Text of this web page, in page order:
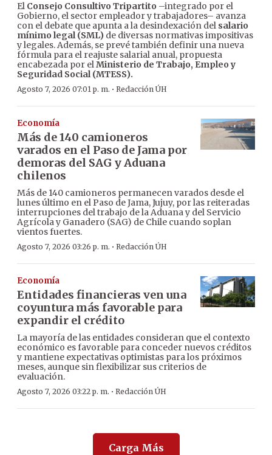
El Consejo Consultivo Tripartito –integrado por el
Gobierno, el sector empleador y trabajadores– avanza
con el debate que apunta a la desindexación del salario
mínimo legal (SML) de diversas normativas impositivas
y legales. Además, se prevé también definir una nueva
fórmula para el reajuste salarial anual, propuesta
encabezada por elMinisterio de Trabajo, Empleo y
Seguridad Social (MTESS).
Agosto 7, 2026 07:01 p. m. · Redacción ÚH
Economía
Más de 140 camioneros
varados en el Paso de Jama por
demoras del SAG y Aduana
chilenos
Más de 140 camioneros permanecen varados desde el
lunes último en el Paso de Jama, Jujuy, por las reiteradas
interrupciones del trabajo de la Aduana y del Servicio
Agrícola y Ganadero (SAG) de Chile cuando soplan
vientos fuertes.
Agosto 7, 2026 03:26 p. m. · Redacción ÚH
Economía
Entidades financieras ven una
coyuntura más favorable para
expandir el crédito
La mayoría de las entidades consideran que el contexto
económico es favorable para conceder nuevos créditos
y mantiene expectativas optimistas para los próximos
meses, aunque sin flexibilizar sus criterios de
evaluación.
Agosto 7, 2026 03:22 p. m. · Redacción ÚH
Carga Más